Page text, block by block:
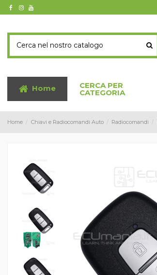
Home CERCA PER
CATEGORIA
Home Chiavi e Radiocomandi Auto Radiocomandi